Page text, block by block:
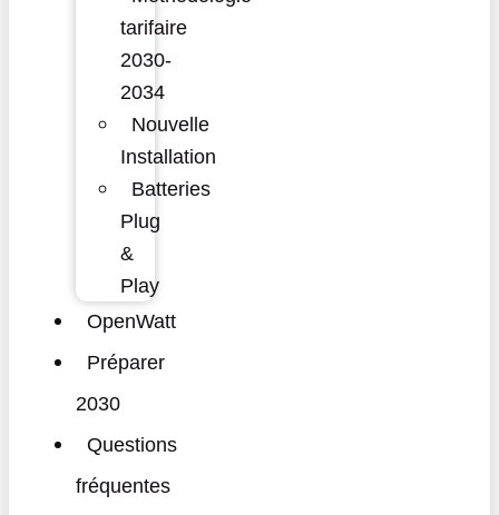
tarifaire
2030-
2034
Nouvelle
Installation
Batteries
Plug
&
Play
OpenWatt
Préparer
2030
Questions
fréquentes